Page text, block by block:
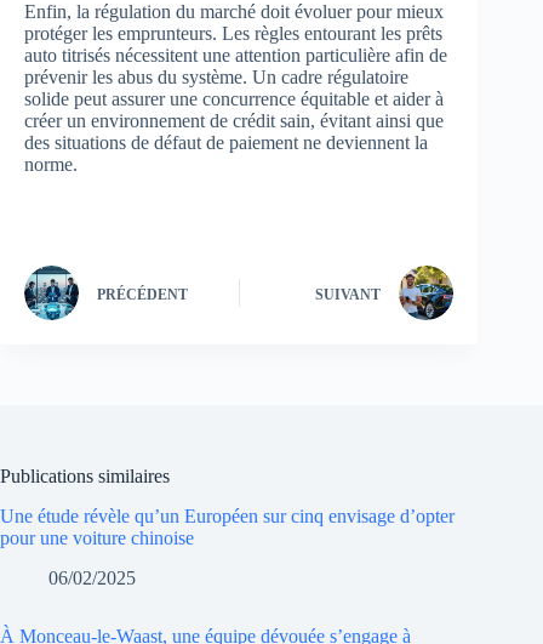
Enfin, la régulation du marché doit évoluer pour mieux
protéger les emprunteurs. Les règles entourant les prêts
auto titrisés nécessitent une attention particulière afin de
prévenir les abus du système. Un cadre régulatoire
solide peut assurer une concurrence équitable et aider à
créer un environnement de crédit sain, évitant ainsi que
des situations de défaut de paiement ne deviennent la
norme.
PRÉCÉDENT SUIVANT
Publications similaires
Une étude révèle qu’un Européen sur cinq envisage d’opter
pour une voiture chinoise
06/02/2025
À Monceau-le-Waast, une équipe dévouée s’engage à